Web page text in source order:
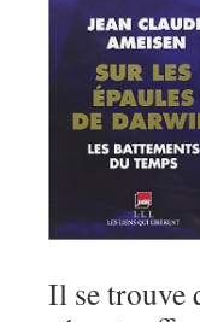
Il se trouve